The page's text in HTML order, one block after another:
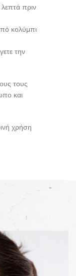
πριν
κολύμπι
την
τους
και
χρήση